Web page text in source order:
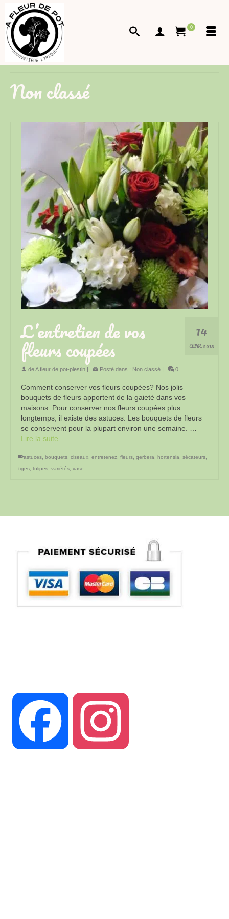
0
Non classé
14
AVR 2018
L’entretien de vos
fleurs coupées
deA fleur de pot-plestin | Posté dans : Non classé | 0
Comment conserver vos fleurs coupées? Nos jolis
bouquets de fleurs apportent de la gaieté dans vos
maisons. Pour conserver nos fleurs coupées plus
longtemps, il existe des astuces. Les bouquets de fleurs
se conservent pour la plupart environ une semaine. …
Lire la suite
astuces bouquets ciseaux entretenez fleurs gerbera hortensia sécateurs
tiges tulipes variétés vase
Facebook